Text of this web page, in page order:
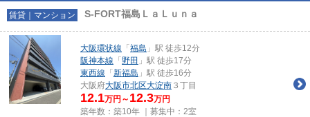
賃貸｜マンション S-FORT福島ＬａＬｕｎａ
大阪環状線 「 福島 」駅 徒歩12分
阪神本線 「 野田 」駅 徒歩17分
東西線 「 新福島 」駅 徒歩16分
大阪府大阪市北区大淀南 ３丁目
12.1万円～ 12.3万円
築年数：築10年 ｜募集中： 2室